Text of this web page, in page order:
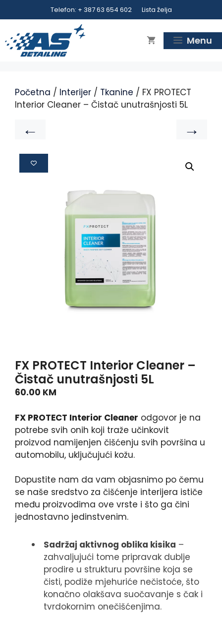
Telefon: + 387 63 654 602 Lista želja
Menu
Početna / Interijer / Tkanine / FX PROTECT
Interior Cleaner – Čistač unutrašnjosti 5L
← →
FX PROTECT Interior Cleaner –
Čistač unutrašnjosti 5L
60.00 KM
FX PROTECT Interior Cleaner odgovor je na
potrebe svih onih koji traže učinkovit
proizvod namijenjen čišćenju svih površina u
automobilu, uključujući kožu.
Dopustite nam da vam objasnimo po čemu
se naše sredstvo za čišćenje interijera ističe
među proizvodima ove vrste i što ga čini
jednostavno jedinstvenim.
Sadržaj aktivnog oblika kisika –
zahvaljujući tome pripravak dublje
prodire u strukturu površine koja se
čisti, podiže mjehuriće nečistoće, što
konačno olakšava suočavanje s čak i
tvrdokornim onečišćenjima.